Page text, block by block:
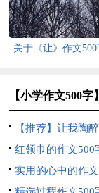
关于《让》作文
【小学作文500字
【推荐】让我陶
四篇
红领巾的作文500
实用的心中的作